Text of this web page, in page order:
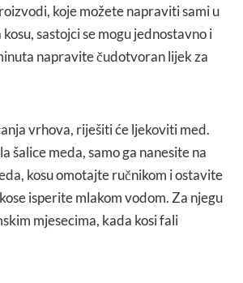
koje možete napraviti sami u
sastojci se mogu jednostavno i
napravite čudotvoran lijek za
vrhova, riješiti će ljekoviti med.
šalice meda, samo ga nanesite na
kosu omotajte ručnikom i ostavite
isperite mlakom vodom. Za njegu
mjesecima, kada kosi fali